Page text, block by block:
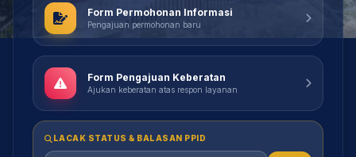
Form Permohonan Informasi
Pengajuan permohonan baru
Form Pengajuan Keberatan
Ajukan keberatan atas respon layanan
LACAK STATUS & BALASAN PPID